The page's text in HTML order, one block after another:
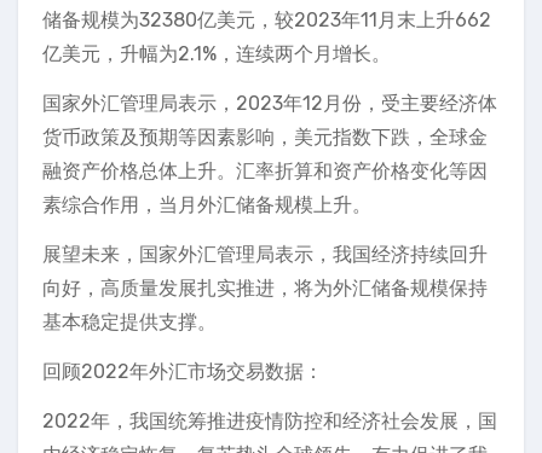
储备规模为32380亿美元，较2023年11月末上升662
亿美元，升幅为2.1%，连续两个月增长。
国家外汇管理局表示，2023年12月份，受主要经济体
货币政策及预期等因素影响，美元指数下跌，全球金
融资产价格总体上升。汇率折算和资产价格变化等因
素综合作用，当月外汇储备规模上升。
展望未来，国家外汇管理局表示，我国经济持续回升
向好，高质量发展扎实推进，将为外汇储备规模保持
基本稳定提供支撑。
回顾2022年外汇市场交易数据：
2022年，我国统筹推进疫情防控和经济社会发展，国